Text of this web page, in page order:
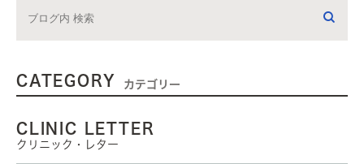
CATEGORY カテゴリー
CLINIC LETTER
クリニック・レター